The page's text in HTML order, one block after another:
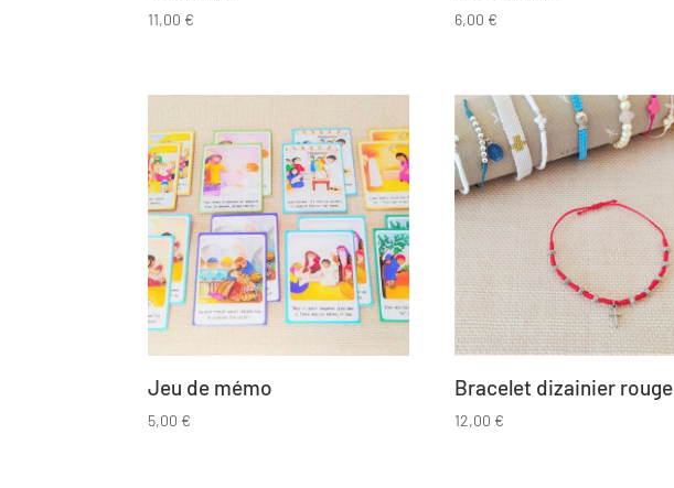
11,00 € 6,00 €
Jeu de mémo
5,00 €
Bracelet dizainier rouge
12,00 €